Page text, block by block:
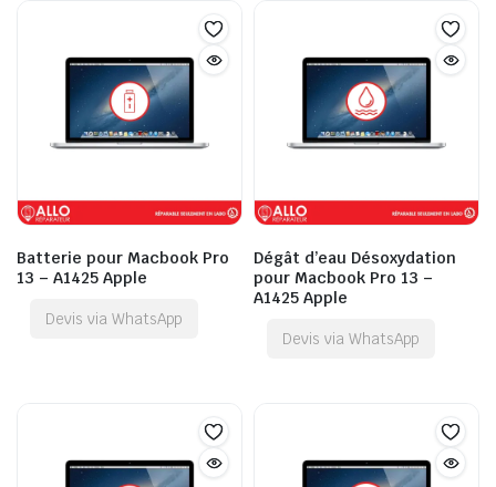
Batterie pour Macbook Pro
13 – A1425 Apple
Devis via WhatsApp
Dégât d’eau Désoxydation
pour Macbook Pro 13 –
A1425 Apple
Devis via WhatsApp